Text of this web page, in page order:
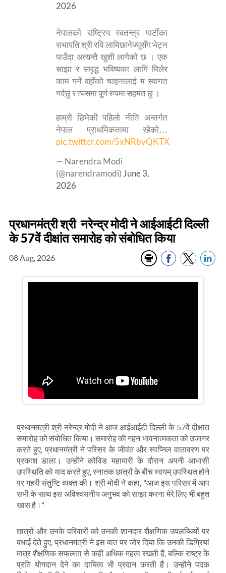
2026
नेपालको राष्ट्रिय स्वतन्त्र पार्टीका
सभापति श्री रवि लामिछानेज्यूसँग भेट्न
पाउँदा अत्यन्तै खुशी लागेको छ । एक
साझा र समृद्ध भविष्यका लागि मिलेर
काम गर्ने वहाँको चाहनालाई म स्वागत
गर्दछु र त्यसमा पूर्ण रुपमा सहमत छु ।
हाम्रो छिमेकी पहिलो नीति अन्तर्गत
नेपाल प्राथमिकतामा रहेको…
pic.twitter.com/5xNRbyQKTX
— Narendra Modi
(@narendramodi) June 3,
2026
प्रधानमंत्री श्री नरेन्द्र मोदी ने आईआईटी दिल्ली
के 57वें दीक्षांत समारोह को संबोधित किया
08 Aug, 2026
प्रधानमंत्री श्री नरेन्द्र मोदी ने आज आईआईटी दिल्ली के 57वें दीक्षांत
समारोह को संबोधित किया। समारोह की गहन भावनात्मकता को उजागर
करते हुए ,प्रधानमंत्री ने परिसर के जीवंत और स्वप्निल वातावरण पर
प्रकाश डाला। उन्होंने कोविड महामारी के दौरान अपनी आभासी
उपस्थिति को याद करते हुए,स्नातक छात्रों के बीच स्वयम् उपस्थित होने
पर गहरी संतुष्टि व्यक्त की। श्री मोदी ने कहा , "आज इस परिसर में आप
सभी के साथ इस अविश्वसनीय अनुभव को साझा करना मेरे लिए भी बहुत
खास है।"
छात्रों और उनके परिवारों को उनकी शानदार शैक्षणिक उपलब्धियों पर
बधाई देते हुए, प्रधानमंत्री ने इस बात पर जोर दिया कि उनकी डिग्रियां
मात्र शैक्षणिक सफलता से कहीं अधिक महत्व रखती हैं,बल्कि राष्ट्र के
प्रति योगदान देने का दायित्व भी प्रदान करती हैं। उन्होंने पदक